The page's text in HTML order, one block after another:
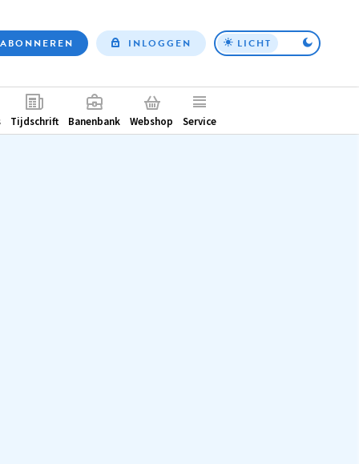
Top
ABONNEREN INLOGGEN LICHT
Tijdschrift Banenbank Webshop Service